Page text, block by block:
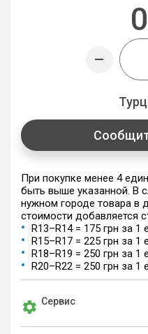
0
При покупке менее 4
быть выше указанной. В
нужном городе товара в
стоимости добавляется
R13–R14 = 175 грн за 1
R15–R17 = 225 грн за 1
R18–R19 = 250 грн за 1
R20–R22 = 250 грн за 1
Сервис